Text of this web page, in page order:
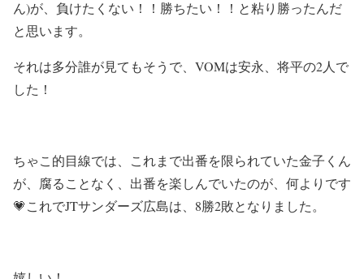
ん)が、負けたくない！！勝ちたい！！と粘り勝ったんだ
と思います。
それは多分誰が見てもそうで、VOMは安永、将平の2人で
した！
ちゃこ的目線では、これまで出番を限られていた金子くん
が、腐ることなく、出番を楽しんでいたのが、何よりです
💗これでJTサンダーズ広島は、8勝2敗となりました。